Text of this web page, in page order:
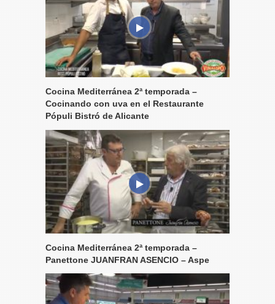
Cocina Mediterránea 2ª temporada –
Cocinando con uva en el Restaurante
Pópuli Bistró de Alicante
Cocina Mediterránea 2ª temporada –
Panettone JUANFRAN ASENCIO – Aspe